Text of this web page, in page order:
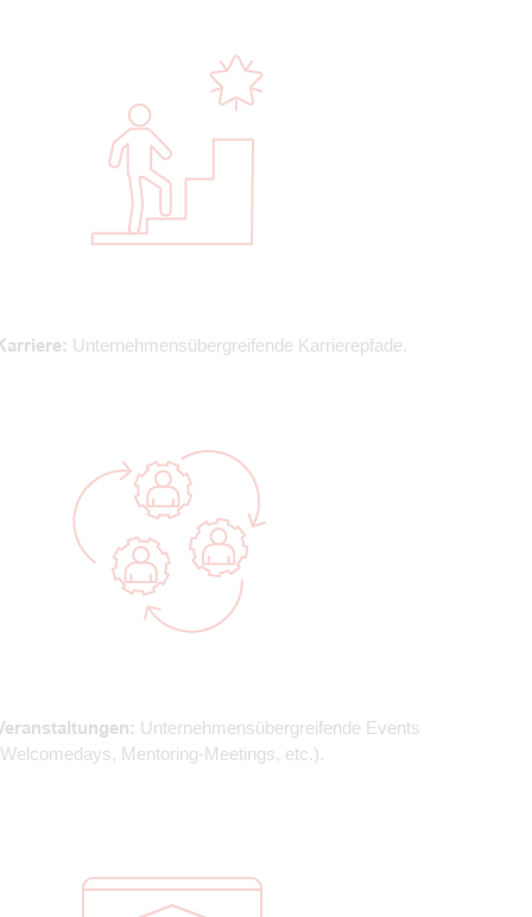
Unternehmensübergreifende Karrierepfade.
Unternehmensübergreifende Events
Mentoring-Meetings, etc.).